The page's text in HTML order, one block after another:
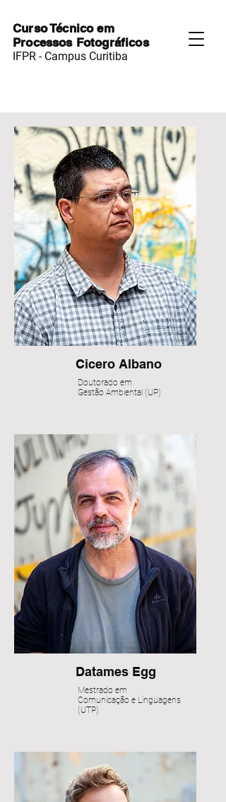
IFPR - Campus Curitiba
Curso Técnico em
Processos Fotográficos
Cicero Albano
Doutorado em
Gestão Ambiental (UP)
Datames Egg
Mestrado em
Comunicação e Linguagens
(UTP)